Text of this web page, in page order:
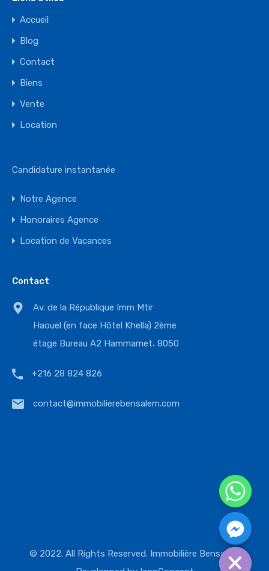
Accueil
Blog
Contact
Biens
Vente
Location
Candidature instantanée
Notre Agence
Honoraires Agence
Location de Vacances
Contact
Av. de la République Imm Mtir
Haouel (en face Hôtel Khella) 2ème
étage Bureau A2 Hammamet، 8050
+216 28 824 826
contact@immobilierebensalem.com
© 2022. All Rights Reserved. Immobilière Bensalem